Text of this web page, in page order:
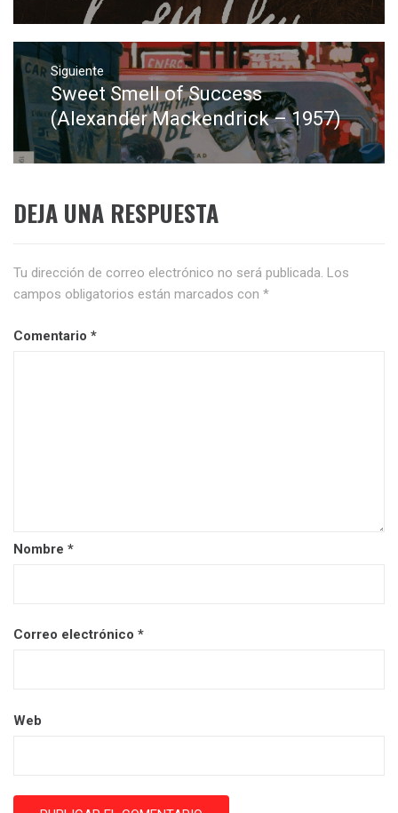
Siguiente
Entrada
siguiente:
Sweet Smell of Success
(Alexander Mackendrick – 1957)
DEJA UNA RESPUESTA
Tu dirección de correo electrónico no será publicada. Los
campos obligatorios están marcados con *
Comentario *
Nombre *
Correo electrónico *
Web